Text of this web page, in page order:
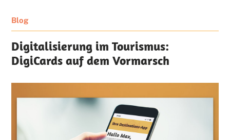
Blog
Digitalisierung im Tourismus:
DigiCards auf dem Vormarsch